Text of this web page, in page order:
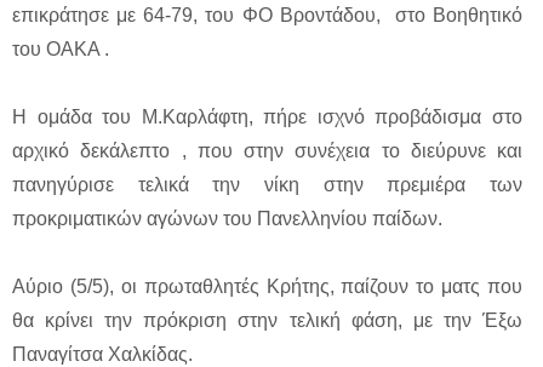
επικράτησε με 64-79, του ΦΟ Βροντάδου, στο Βοηθητικό
του ΟΑΚΑ .
Η ομάδα του Μ.Καρλάφτη, πήρε ισχνό προβάδισμα στο
αρχικό δεκάλεπτο , που στην συνέχεια το διεύρυνε και
πανηγύρισε τελικά την νίκη στην πρεμιέρα των
προκριματικών αγώνων του Πανελληνίου παίδων.
Αύριο (5/5), οι πρωταθλητές Κρήτης, παίζουν το ματς που
θα κρίνει την πρόκριση στην τελική φάση, με την Έξω
Παναγίτσα Χαλκίδας.